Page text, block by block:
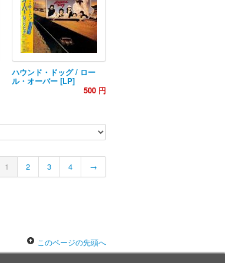
ハウンド・ドッグ / ロー
ル・オーバー [LP]
500 円
1 2 3 4 →
このページの先頭へ